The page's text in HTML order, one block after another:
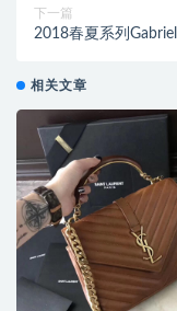
下一篇
2018春夏系列
相关文章